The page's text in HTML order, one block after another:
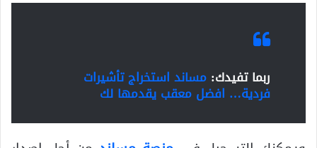
ربما تفيدك: مساند استخراج تأشيرات
فردية… افضل معقب يقدمها لك